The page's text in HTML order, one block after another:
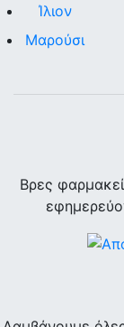
Ίλιον
Μαρούσι
Βρες